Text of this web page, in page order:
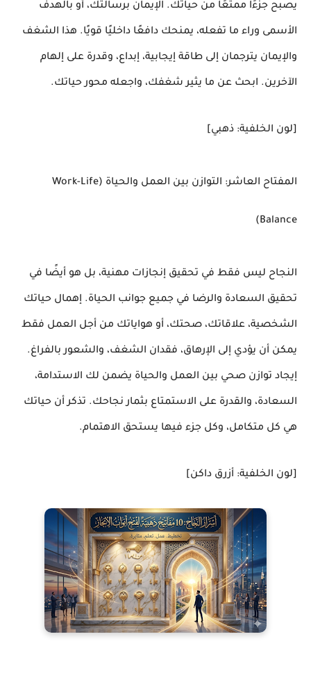
يصبح جزءًا ممتعًا من حياتك. الإيمان برسالتك، أو بالهدف
الأسمى وراء ما تفعله، يمنحك دافعًا داخليًا قويًا. هذا الشغف
والإيمان يترجمان إلى طاقة إيجابية، إبداع، وقدرة على إلهام
الآخرين. ابحث عن ما يثير شغفك، واجعله محور حياتك.
[لون الخلفية: ذهبي]
المفتاح العاشر: التوازن بين العمل والحياة (Work-Life
Balance)
النجاح ليس فقط في تحقيق إنجازات مهنية، بل هو أيضًا في
تحقيق السعادة والرضا في جميع جوانب الحياة. إهمال حياتك
الشخصية، علاقاتك، صحتك، أو هواياتك من أجل العمل فقط
يمكن أن يؤدي إلى الإرهاق، فقدان الشغف، والشعور بالفراغ.
إيجاد توازن صحي بين العمل والحياة يضمن لك الاستدامة،
السعادة، والقدرة على الاستمتاع بثمار نجاحك. تذكر أن حياتك
هي كل متكامل، وكل جزء فيها يستحق الاهتمام.
[لون الخلفية: أزرق داكن]